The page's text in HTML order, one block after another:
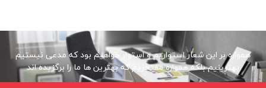
همواره بر این شعار استواریم و استوار خواهیم بود که مدعی نیستیم
بهترینیم بلکه همواره مفتخریم که بهترین ها ما را برگزیده اند